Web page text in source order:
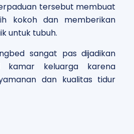
tersebut membuat
kokoh dan memberikan
untuk tubuh.
sangat pas dijadikan
keluarga karena
dan kualitas tidur